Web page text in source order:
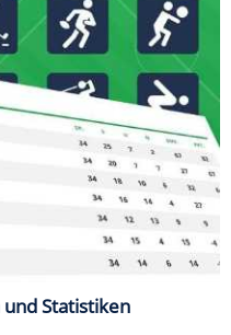
Statistiken